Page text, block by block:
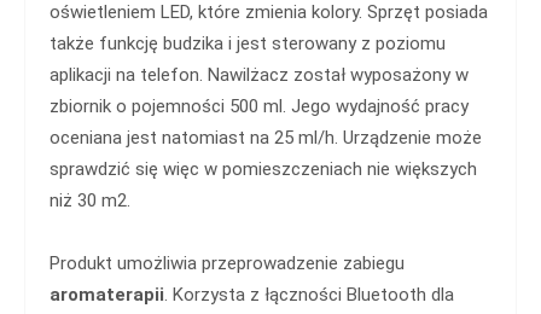
oświetleniem LED, które zmienia kolory. Sprzęt posiada
także funkcję budzika i jest sterowany z poziomu
aplikacji na telefon. Nawilżacz został wyposażony w
zbiornik o pojemności 500 ml. Jego wydajność pracy
oceniana jest natomiast na 25 ml/h. Urządzenie może
sprawdzić się więc w pomieszczeniach nie większych
niż 30 m2.
Produkt umożliwia przeprowadzenie zabiegu
aromaterapii. Korzysta z łączności Bluetooth dla